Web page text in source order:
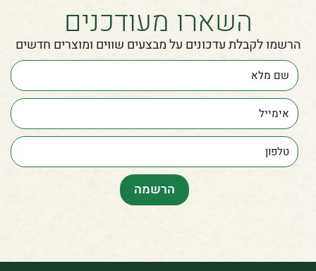
השארו מעודכנים
הרשמו לקבלת עדכונים על מבצעים שווים ומוצרים חדשים